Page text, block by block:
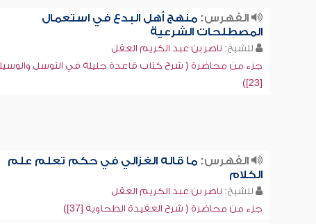
الفهرس:منهج أهل البدع في استعمال
المصطلحات الشرعية
للشيخ: ناصر بن عبد الكريم العقل
جزء من محاضرة ( شرح كتاب قاعدة جليلة في التوسل
[23])
الفهرس:ما قاله الغزالي في حكم تعلم علم
الكلام
للشيخ: ناصر بن عبد الكريم العقل
جزء من محاضرة ( شرح العقيدة الطحاوية [37])